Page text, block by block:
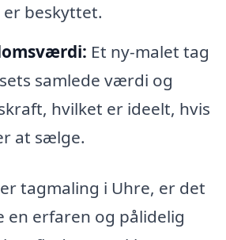
beskyttet.
Et ny-malet tag
samlede værdi og
hvilket er ideelt, hvis
at sælge.
tagmaling i Uhre, er det
erfaren og pålidelig